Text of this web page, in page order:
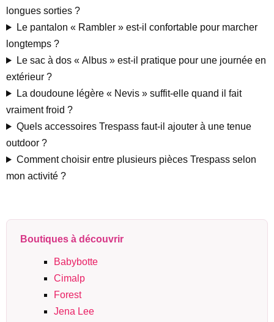
longues sorties ?
Le pantalon « Rambler » est-il confortable pour marcher
longtemps ?
Le sac à dos « Albus » est-il pratique pour une journée en
extérieur ?
La doudoune légère « Nevis » suffit-elle quand il fait
vraiment froid ?
Quels accessoires Trespass faut-il ajouter à une tenue
outdoor ?
Comment choisir entre plusieurs pièces Trespass selon
mon activité ?
Boutiques à découvrir
Babybotte
Cimalp
Forest
Jena Lee